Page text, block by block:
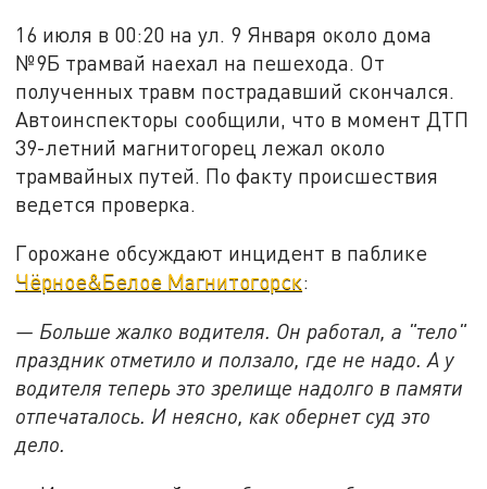
16 июля в 00:20 на ул. 9 Января около дома
№9Б трамвай наехал на пешехода. От
полученных травм пострадавший скончался.
Автоинспекторы сообщили, что в момент ДТП
39-летний магнитогорец лежал около
трамвайных путей. По факту происшествия
ведется проверка.
Горожане обсуждают инцидент в паблике
Чёрное&Белое Магнитогорск:
— Больше жалко водителя. Он работал, а "тело"
праздник отметило и ползало, где не надо. А у
водителя теперь это зрелище надолго в памяти
отпечаталось. И неясно, как обернет суд это
дело.